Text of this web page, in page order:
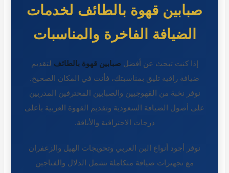
صبابين قهوة بالطائف لخدمات
الضيافة الفاخرة والمناسبات
إذا كنت تبحث عن أفضل صبابين قهوة بالطائف لتقديم
ضيافة راقية تليق بمناسبتك، فأنت في المكان الصحيح.
نوفر نخبة من القهوجيين والصبابين المحترفين المدربين
على أصول الضيافة السعودية وتقديم القهوة العربية بأعلى
درجات الاحترافية والأناقة.
نوفر أجود أنواع البن العربي وتحويجات الهيل والزعفران
مع تجهيزات ضيافة متكاملة تشمل الدلال والفناجين